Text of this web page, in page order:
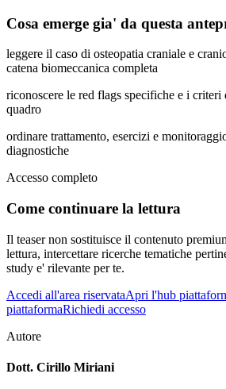
Cosa emerge gia' da questa
leggere il caso di osteopatia craniale e
catena biomeccanica completa
riconoscere le red flags specifiche e i
quadro
ordinare trattamento, esercizi e
diagnostiche
Accesso completo
Come continuare la lettura
Il teaser non sostituisce il contenuto
lettura, intercettare ricerche tematiche
study e' rilevante per te.
Accedi all'area riservataApri l'hub
piattaformaRichiedi accesso
Autore
Dott. Cirillo Miriani